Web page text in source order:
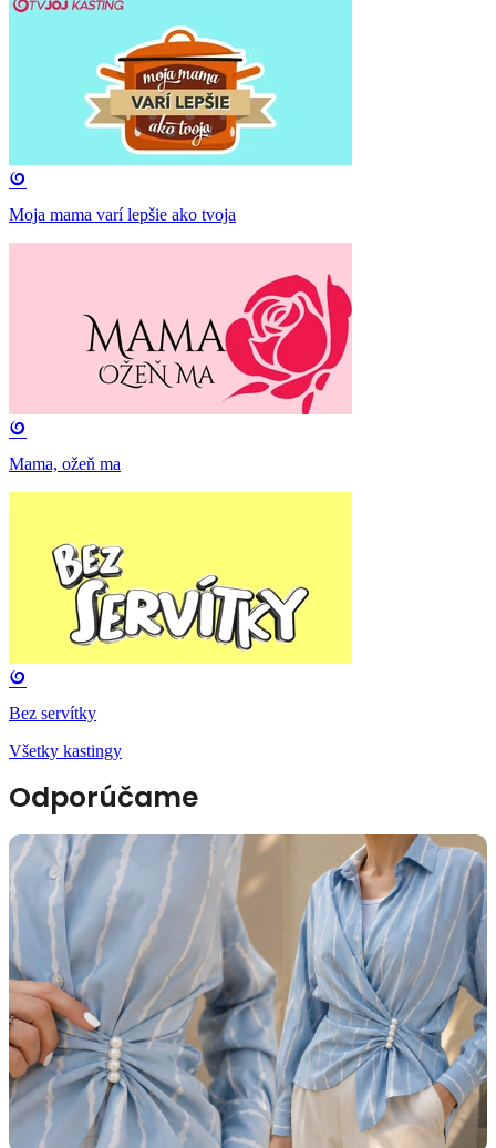
Moja mama varí lepšie ako tvoja
Mama, ožeň ma
Bez servítky
Všetky kastingy
Odporúčame